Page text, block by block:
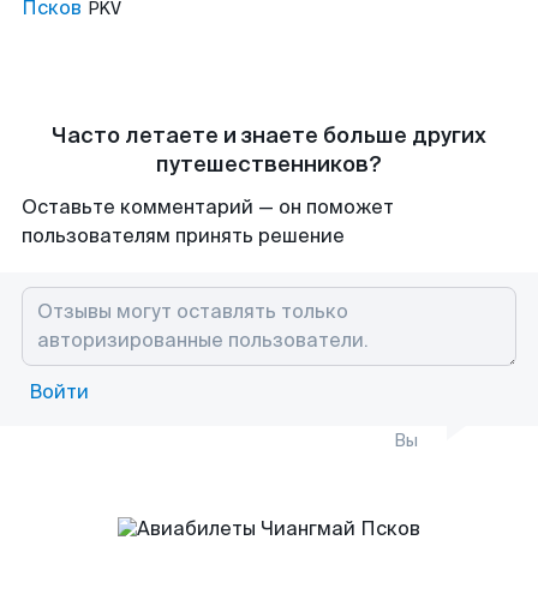
Псков PKV
Часто летаете и знаете больше других
путешественников?
Оставьте комментарий — он поможет
пользователям принять решение
Войти
Вы